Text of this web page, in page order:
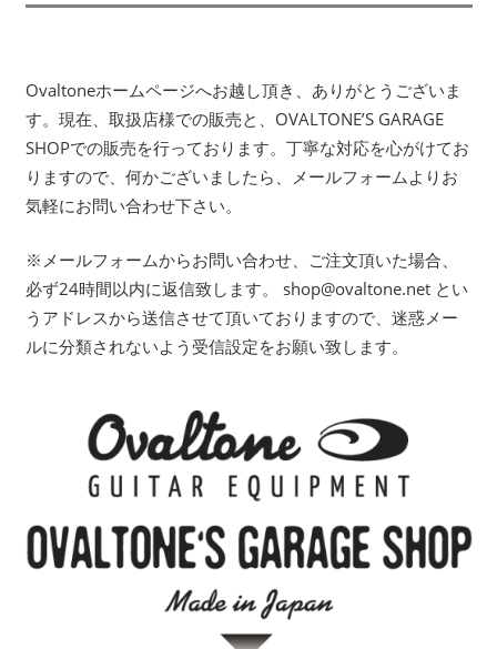
Ovaltoneホームページへお越し頂き、ありがとうございま
す。現在、取扱店様での販売と、OVALTONE’S GARAGE
SHOPでの販売を行っております。丁寧な対応を心がけてお
りますので、何かございましたら、メールフォームよりお
気軽にお問い合わせ下さい。
※メールフォームからお問い合わせ、ご注文頂いた場合、
必ず24時間以内に返信致します。 shop@ovaltone.net とい
うアドレスから送信させて頂いておりますので、迷惑メー
ルに分類されないよう受信設定をお願い致します。